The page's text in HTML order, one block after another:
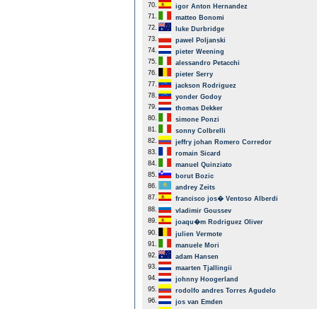
70.
igor Anton Hernandez
71.
matteo Bonomi
72.
luke Durbridge
73.
pawel Poljanski
74.
pieter Weening
75.
alessandro Petacchi
76.
pieter Serry
77.
jackson Rodriguez
78.
yonder Godoy
79.
thomas Dekker
80.
simone Ponzi
81.
sonny Colbrelli
82.
jeffry johan Romero Corredor
83.
romain Sicard
84.
manuel Quinziato
85.
borut Bozic
86.
andrey Zeits
87.
francisco jos� Ventoso Alberdi
88.
vladimir Goussev
89.
joaqu�m Rodriguez Oliver
90.
julien Vermote
91.
manuele Mori
92.
adam Hansen
93.
maarten Tjallingii
94.
johnny Hoogerland
95.
rodolfo andres Torres Agudelo
96.
jos van Emden